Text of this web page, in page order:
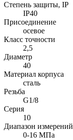
Степень защиты, IP
IP40
Присоединение
осевое
Класс точности
2,5
Диаметр
40
Материал корпуса
сталь
Резьба
G1/8
Серия
10
Диапазон измерений
0-16 МПа